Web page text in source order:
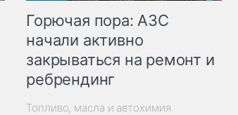
Горючая пора: АЗС
начали активно
закрываться на ремонт и
ребрендинг
Топливо, масла и автохимия